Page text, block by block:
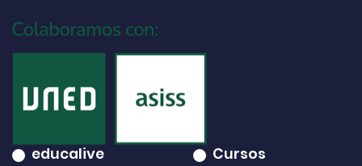
educalive Cursos